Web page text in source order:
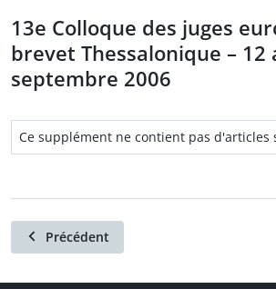
13e Colloque des juges
brevet Thessalonique – 12
septembre 2006
Ce supplément ne contient pas d'articles
Précédent